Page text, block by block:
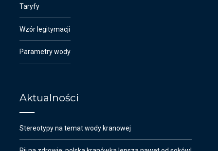
Taryfy
Wzór legitymacji
Parametry wody
Aktualności
Stereotypy na temat wody kranowej